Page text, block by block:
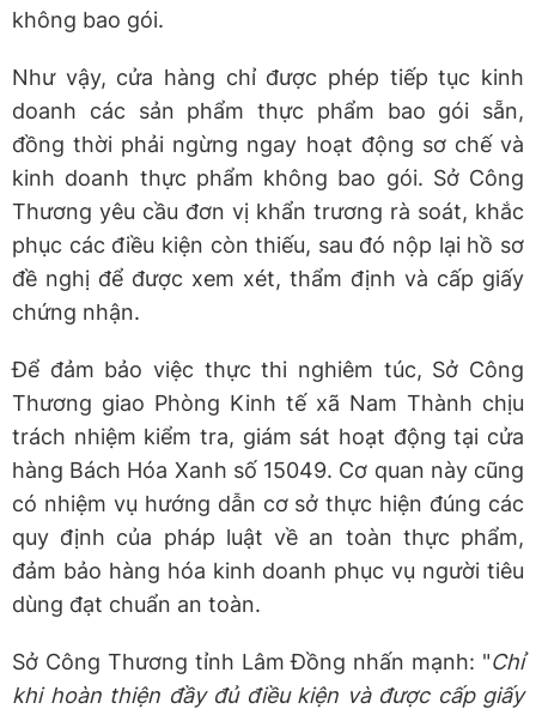
không bao gói.
Như vậy, cửa hàng chỉ được phép tiếp tục kinh
doanh các sản phẩm thực phẩm bao gói sẵn,
đồng thời phải ngừng ngay hoạt động sơ chế và
kinh doanh thực phẩm không bao gói. Sở Công
Thương yêu cầu đơn vị khẩn trương rà soát, khắc
phục các điều kiện còn thiếu, sau đó nộp lại hồ sơ
đề nghị để được xem xét, thẩm định và cấp giấy
chứng nhận.
Để đảm bảo việc thực thi nghiêm túc, Sở Công
Thương giao Phòng Kinh tế xã Nam Thành chịu
trách nhiệm kiểm tra, giám sát hoạt động tại cửa
hàng Bách Hóa Xanh số 15049. Cơ quan này cũng
có nhiệm vụ hướng dẫn cơ sở thực hiện đúng các
quy định của pháp luật về an toàn thực phẩm,
đảm bảo hàng hóa kinh doanh phục vụ người tiêu
dùng đạt chuẩn an toàn.
Sở Công Thương tỉnh Lâm Đồng nhấn mạnh: "Chỉ
khi hoàn thiện đầy đủ điều kiện và được cấp giấy